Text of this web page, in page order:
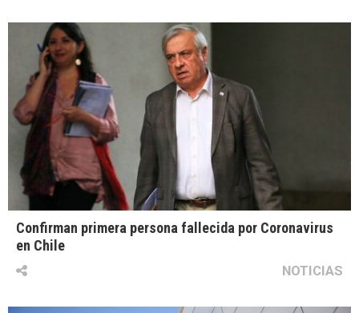
Confirman primera persona fallecida por Coronavirus
en Chile
NOTICIAS